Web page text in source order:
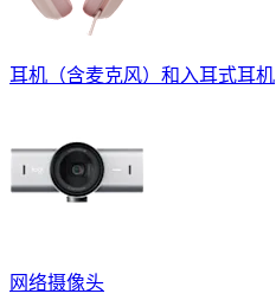
耳机（含麦克风）和入耳式耳机
网络摄像头